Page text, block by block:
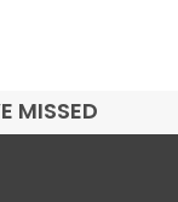
MISSED